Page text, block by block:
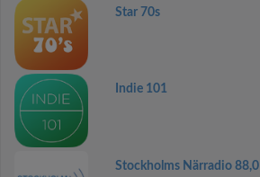
Star 70s
Indie 101
Stockholms Närradio 88,0